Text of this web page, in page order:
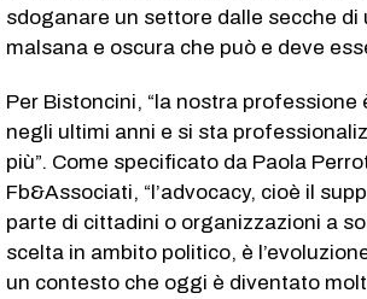
sdoganare un settore dalle secche di
malsana e oscura che può e deve
Per Bistoncini, “la nostra professione
negli ultimi anni e si sta
più”. Come specificato da Paola
Fb&Associati, “l’advocacy, cioè il
parte di cittadini o organizzazioni a
scelta in ambito politico, è
un contesto che oggi è diventato